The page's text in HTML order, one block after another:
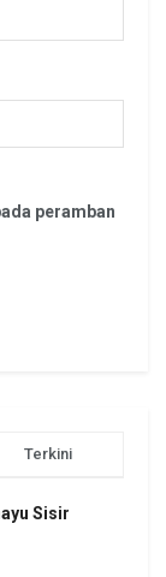
peramban
Terkini
Sisir